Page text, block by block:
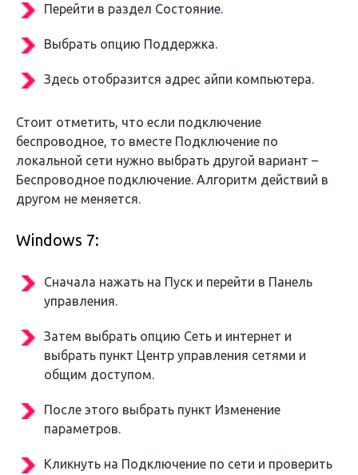
Перейти в раздел Состояние.
Выбрать опцию Поддержка.
Здесь отобразится адрес айпи компьютера.
Стоит отметить, что если подключение
беспроводное, то вместе Подключение по
локальной сети нужно выбрать другой вариант –
Беспроводное подключение. Алгоритм действий в
другом не меняется.
Windows 7:
Сначала нажать на Пуск и перейти в Панель
управления.
Затем выбрать опцию Сеть и интернет и
выбрать пункт Центр управления сетями и
общим доступом.
После этого выбрать пункт Изменение
параметров.
Кликнуть на Подключение по сети и проверить